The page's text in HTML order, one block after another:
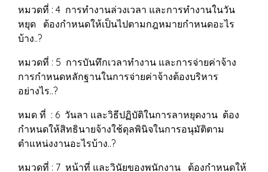
หมวดที่ : 4 การทำงานล่วงเวลา และการทำงานในวัน
หยุด ต้องกำหนดให้เป็นไปตามกฎหมายกำหนดอะไร
บ้าง..?
หมวดที่ : 5 การบันทึกเวลาทำงาน และการจ่ายค่าจ้าง
การกำหนดหลักฐานในการจ่ายค่าจ้างต้องบริหาร
อย่างไร..?
หมด ที่ : 6 วันลา และวิธีปฏิบัติในการลาหยุดงาน ต้อง
กำหนดให้สิทธินายจ้างใช้ดุลพินิจในการอนุมัติตาม
ตำแหน่งงานอะไรบ้าง..?
หมวดที่ : 7 หน้าที่ และวินัยของพนักงาน ต้องกำหนดให้